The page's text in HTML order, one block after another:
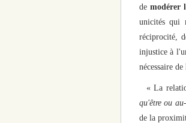
de modérer
unicités qui
réciprocité,
injustice à
nécessaire
« La
qu'être ou
de la